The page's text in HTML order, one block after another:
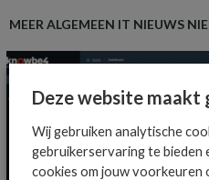
MEER ALGEMEEN IT NIEUWS
Deze website maakt
Wij gebruiken analytische
gebruikerservaring te bieden
cookies om jouw voorkeuren